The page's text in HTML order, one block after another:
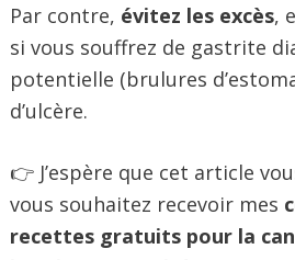
Par contre, évitez les excès,
si vous souffrez de gastrite
potentielle (brulures
d’ulcère.
👉 J’espère que cet article
vous souhaitez recevoir mes
recettes gratuits pour la